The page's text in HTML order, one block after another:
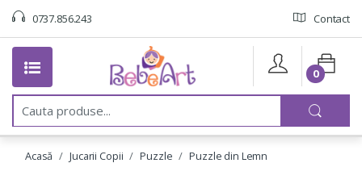
0737.856.243 Contact
C
u
0
Acasă Jucarii Copii Puzzle Puzzle din Lemn